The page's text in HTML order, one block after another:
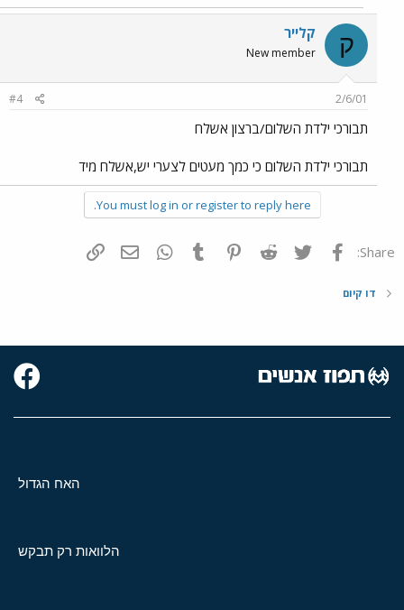
ק קלייר
New member
2/6/01
#4
תבורכי ילדת השלום/ברצון אשלח
תבורכי ילדת השלום כי כמך מעטים לצערי יש,אשלח מיד
You must log in or register to reply here.
Share: פייסבוק Twitter
Reddit
Pinterest
Tumblr
WhatsAppדואר אלקטרוני
דו קיום
האח הגדול
הלוואות רק תבקש